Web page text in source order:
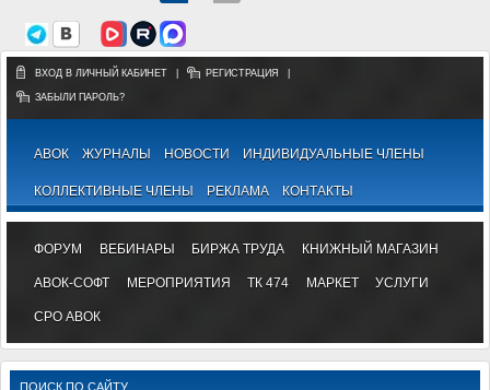
ВХОД В ЛИЧНЫЙ КАБИНЕТ РЕГИСТРАЦИЯ
ЗАБЫЛИ ПАРОЛЬ?
АВОК ЖУРНАЛЫ НОВОСТИ ИНДИВИДУАЛЬНЫЕ ЧЛЕНЫ
КОЛЛЕКТИВНЫЕ ЧЛЕНЫ РЕКЛАМА КОНТАКТЫ
ФОРУМ ВЕБИНАРЫ БИРЖА ТРУДА КНИЖНЫЙ МАГАЗИН
АВОК-СОФТ МЕРОПРИЯТИЯ ТК 474 МАРКЕТ УСЛУГИ
СРО АВОК
ПОИСК ПО САЙТУ